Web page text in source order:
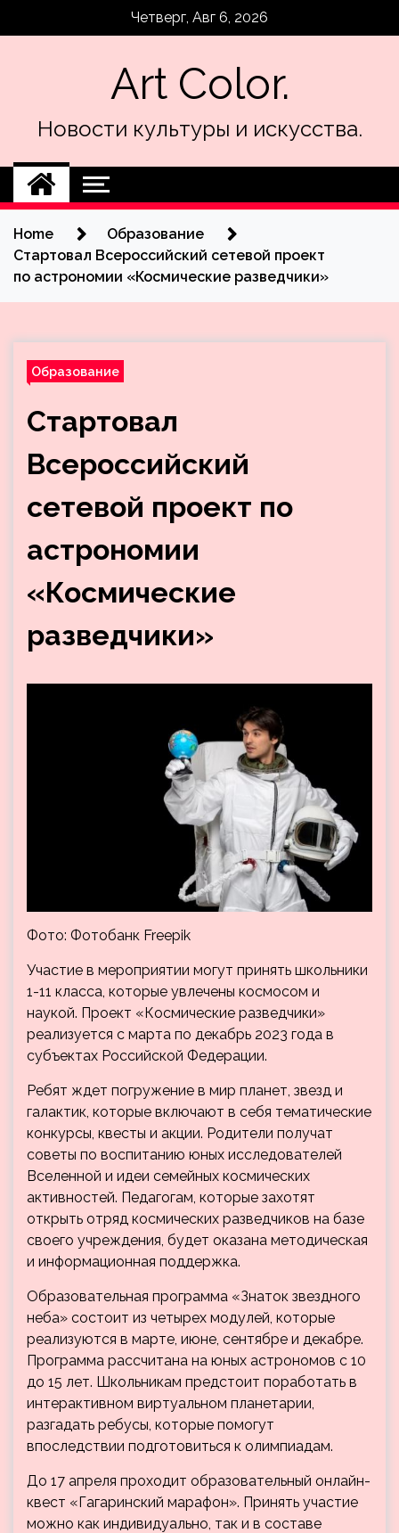
Четверг, Авг 6, 2026
Art Color.
Новости культуры и искусства.
Home
Образование
Cтартовал Всероссийский сетевой проект
по астрономии «Космические разведчики»
Образование
Cтартовал
Всероссийский
сетевой проект по
астрономии
«Космические
разведчики»
Фото: Фотобанк Freepik
Участие в мероприятии могут принять школьники
1-11 класса, которые увлечены космосом и
наукой. Проект «Космические разведчики»
реализуется с марта по декабрь 2023 года в
субъектах Российской Федерации.
Ребят ждет погружение в мир планет, звезд и
галактик, которые включают в себя тематические
конкурсы, квесты и акции. Родители получат
советы по воспитанию юных исследователей
Вселенной и идеи семейных космических
активностей. Педагогам, которые захотят
открыть отряд космических разведчиков на базе
своего учреждения, будет оказана методическая
и информационная поддержка.
Образовательная программа «Знаток звездного
неба» состоит из четырех модулей, которые
реализуются в марте, июне, сентябре и декабре.
Программа рассчитана на юных астрономов с 10
до 15 лет. Школьникам предстоит поработать в
интерактивном виртуальном планетарии,
разгадать ребусы, которые помогут
впоследствии подготовиться к олимпиадам.
До 17 апреля проходит образовательный онлайн-
квест «Гагаринский марафон». Принять участие
можно как индивидуально, так и в составе